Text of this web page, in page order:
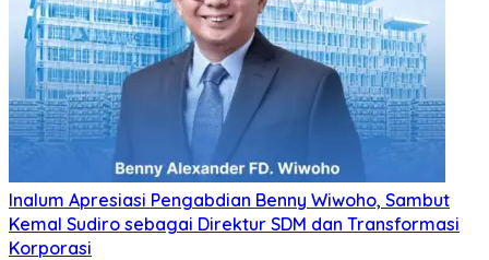
Inalum Apresiasi Pengabdian Benny Wiwoho, Sambut
Kemal Sudiro sebagai Direktur SDM dan Transformasi
Korporasi